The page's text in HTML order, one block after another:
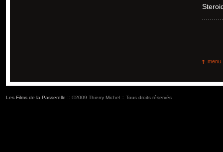
menu
Les Films de la Passerelle :: ©2009 Thierry Michel :: Tous droits réservés